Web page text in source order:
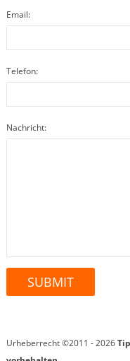
Email:
Telefon:
Nachricht:
Urheberrecht ©2011 - 2026